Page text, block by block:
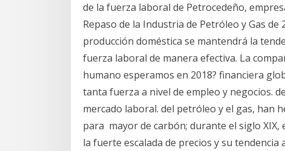
de la fuerza laboral de Petrocedeño,
Repaso de la Industria de Petróleo y Gas
producción doméstica se mantendrá la
fuerza laboral de manera efectiva. La
humano esperamos en 2018? financiera
tanta fuerza a nivel de empleo y negocios.
mercado laboral. del petróleo y el gas, han
para mayor de carbón; durante el siglo
la fuerte escalada de precios y su